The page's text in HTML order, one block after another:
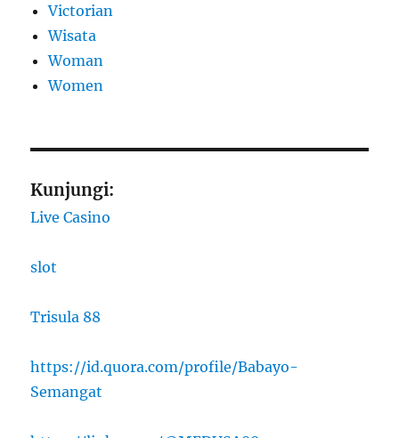
Victorian
Wisata
Woman
Women
Kunjungi:
Live Casino
slot
Trisula 88
https://id.quora.com/profile/Babayo-
Semangat